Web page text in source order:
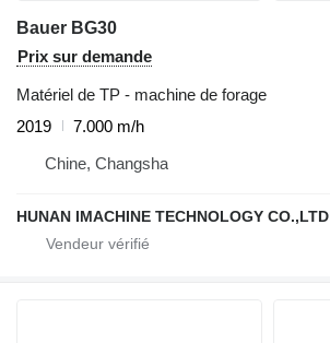
Bauer BG30
Prix sur demande
Matériel de TP - machine de forage
2019
7.000 m/h
Chine, Changsha
HUNAN IMACHINE TECHNOLOGY CO.,LTD